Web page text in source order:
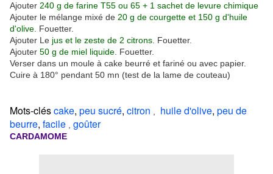
Ajouter 240 g de farine T55 ou 65 + 1 sachet de levure chimique
Ajouter le mélange mixé de 20 g de courgette et 150 g d'huile
d'olive . Fouetter.
Ajouter Le jus et le zeste de 2 citrons . Fouetter.
Ajouter 50 g de miel liquide . Fouetter.
Verser dans un moule à cake beurré et fariné ou avec papier.
Cuire à 180° pendant 50 mn (test de la lame de couteau)
Mots-cléscake, peu sucré, citron huile d'olive, peu de
beurre, facile goûter
CARDAMOME